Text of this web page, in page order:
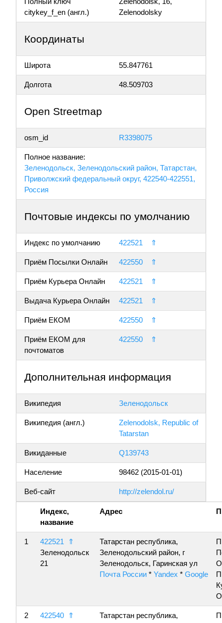
citykey_f_en (англ.)
Zelenodolsky
Координаты
Широта 55.847761
Долгота 48.509703
Open Streetmap
osm_id R3398075
Полное название:
Зеленодольск, Зеленодольский район, Татарстан,
Приволжский федеральный округ, 422540-422551,
Россия
Почтовые индексы по умолчанию
Индекс по умолчанию 422521 ⇑
Приём Посылки Онлайн 422550 ⇑
Приём Курьера Онлайн 422521 ⇑
Выдача Курьера Онлайн 422521 ⇑
Приём ЕКОМ 422550 ⇑
Приём ЕКОМ для
почтоматов
422550 ⇑
Дополнительная информация
Википедия Зеленодольск
Википедия (англ.)
Zelenodolsk, Republic of
Tatarstan
Викиданные Q139743
Население 98462 (2015-01-01)
Веб-сайт http://zelendol.ru/
Индекс,
название
Адрес
1 422521
⇑
Зеленодольск
21
Татарстан республика,
Зеленодольский район, г
Зеленодольск, Гаринская ул
Почта России * Yandex * Google
2 422540
⇑
Татарстан республика,